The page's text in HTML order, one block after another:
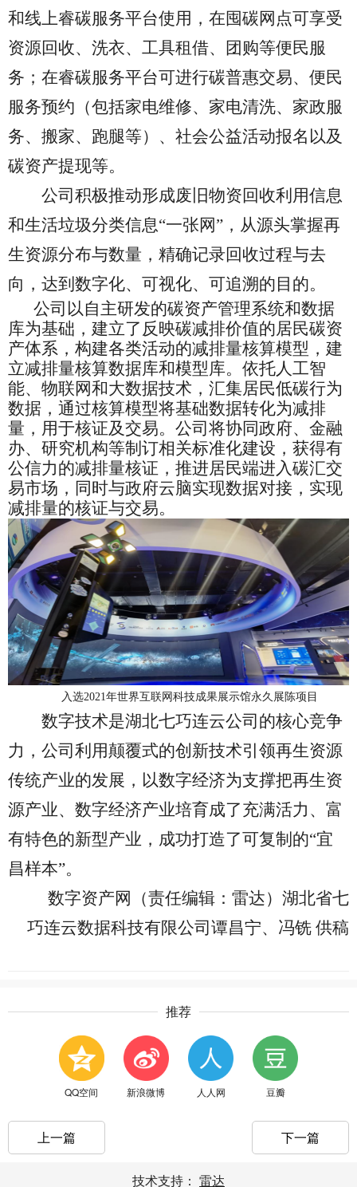
和线上睿碳服务平台使用，在囤碳网点可享受
资源回收、洗衣、工具租借、团购等便民服
务； 在睿碳服务平台可进行碳普惠交易、便民
服务预约（包括家电维修、家电清洗、家政服
务、搬家、跑腿等）、社会公益活动报名以及
碳资产提现等。
公司 积极推动形成废旧物资回收利用信息
和生活垃圾分类信息“一张网”，从源头掌握再
生资源分布与数量，精确记录回收过程与去
向，达到数字化、可视化、可追溯的目的。
公司 以自主研发的碳资产管理系统和数据
库为基础， 建立了 反映碳减排价值的居民碳资
产体系， 构建各类活动的减排量核算模型，建
立减排量核算数据库和模型库。 依托人工智
能、 物联网和大数据技术 ， 汇集居民低碳行为
数据，通过核算模型将基础数据转化为减排
量，用于核证及交易。 公司 将协同政府、金融
办、研究机构等制订相关标准化建设，获得有
公信力的减排量核证，推进居民端进入碳汇交
易市场， 同时与政府云脑实现数据对接， 实现
减排量的核证与交易。
入选2021年世界互联网科技成果展示馆永久展陈项目
数字技术是湖北七巧连云公司的核心竞争
力，公司利用颠覆式的创新技术引领再生资源
传统产业的发展，以数字经济为支撑把再生资
源产业、数字经济产业培育成了充满活力、富
有特色的新型产业，成功打造了可复制的“宜
昌样本”。
数字资产网（责任编辑：雷达） 湖北省七
巧连云数据科技有限公司 谭昌宁、 冯铣 供稿
推荐
QQ空间 新浪微博 人人网 豆瓣
上一篇 下一篇
技术支持： 雷达